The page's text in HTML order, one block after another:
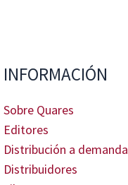
INFORMACIÓN
Sobre Quares
Editores
Distribución a demanda
Distribuidores